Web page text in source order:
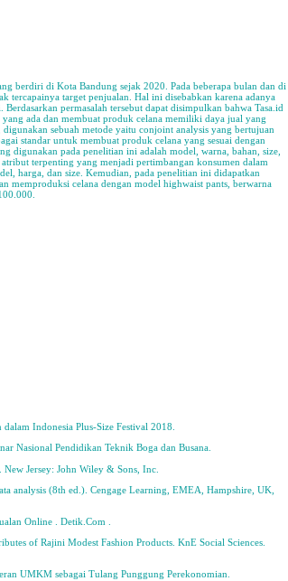
berdiri di Kota Bandung sejak 2020. Pada beberapa bulan dan di
tercapainya target penjualan. Hal ini disebabkan karena adanya
permasalah tersebut dapat disimpulkan bahwa Tasa.id
ada dan membuat produk celana memiliki daya jual yang
sebuah metode yaitu conjoint analysis yang bertujuan
standar untuk membuat produk celana yang sesuai dengan
digunakan pada penelitian ini adalah model, warna, bahan, size,
terpenting yang menjadi pertimbangan konsumen dalam
harga, dan size. Kemudian, pada penelitian ini didapatkan
memproduksi celana dengan model highwaist pants, berwarna
Indonesia Plus-Size Festival 2018.
Nasional Pendidikan Teknik Boga dan Busana.
Jersey: John Wiley & Sons, Inc.
analysis (8th ed.). Cengage Learning, EMEA, Hampshire, UK,
Online . Detik.Com .
of Rajini Modest Fashion Products. KnE Social Sciences.
UMKM sebagai Tulang Punggung Perekonomian.